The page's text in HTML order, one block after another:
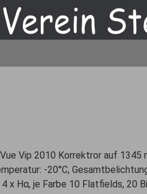
Vip 2010 Korrektror auf 1345
-20°C,
x Hα, je Farbe 10 Flatfields, 20